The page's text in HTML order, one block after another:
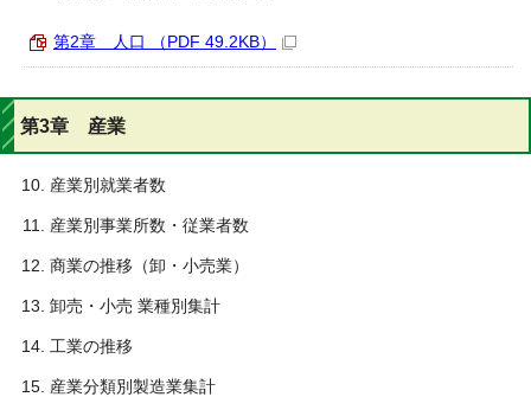
第2章 人口 （PDF 49.2KB）
第3章 産業
産業別就業者数
産業別事業所数・従業者数
商業の推移（卸・小売業）
卸売・小売 業種別集計
工業の推移
産業分類別製造業集計